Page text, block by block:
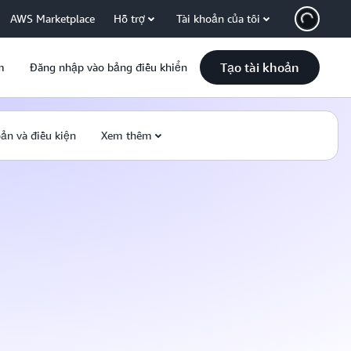
AWS Marketplace Hỗ trợ Tài khoản của tôi
Đăng nhập vào bảng điều khiển Tạo tài khoản
và điều kiện Xem thêm